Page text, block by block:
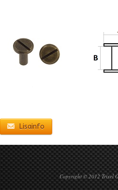
Lisainfo
Copyright © 2012 Trixel